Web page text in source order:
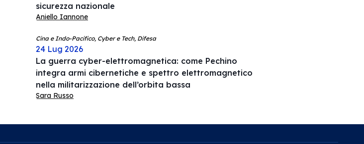
sicurezza nazionale
Aniello Iannone
Cina e Indo-Pacifico, Cyber e Tech, Difesa
24 Lug 2026
La guerra cyber-elettromagnetica: come Pechino
integra armi cibernetiche e spettro elettromagnetico
nella militarizzazione dell’orbita bassa
Sara Russo